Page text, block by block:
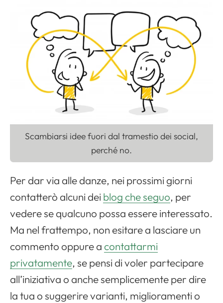
Scambiarsi idee fuori dal tramestio dei social,
perché no.
Per dar via alle danze, nei prossimi giorni
contatterò alcuni dei blog che seguo, per
vedere se qualcuno possa essere interessato.
Ma nel frattempo, non esitare a lasciare un
commento oppure acontattarmi
privatamente, se pensi di voler partecipare
all’iniziativa o anche semplicemente per dire
la tua o suggerire varianti, miglioramenti o